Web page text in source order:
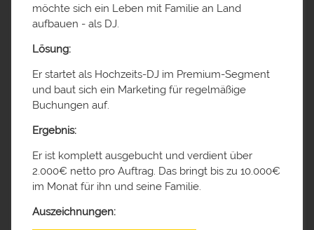
möchte sich ein Leben mit Familie an Land
aufbauen - als DJ.
Lösung:
Er startet als Hochzeits-DJ im Premium-Segment
und baut sich ein Marketing für regelmäßige
Buchungen auf.
Ergebnis:
Er ist komplett ausgebucht und verdient über
2.000€ netto pro Auftrag. Das bringt bis zu 10.000€
im Monat für ihn und seine Familie.
Auszeichnungen: